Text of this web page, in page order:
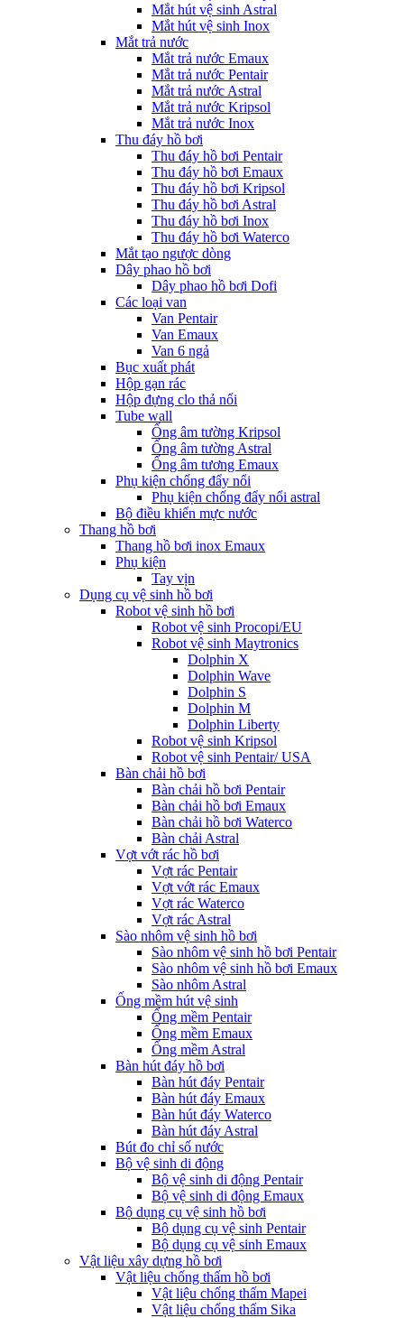
Mắt hút vệ sinh Astral
Mắt hút vệ sinh Inox
Mắt trả nước
Mắt trả nước Emaux
Mắt trả nước Pentair
Mắt trả nước Astral
Mắt trả nước Kripsol
Mắt trả nước Inox
Thu đáy hồ bơi
Thu đáy hồ bơi Pentair
Thu đáy hồ bơi Emaux
Thu đáy hồ bơi Kripsol
Thu đáy hồ bơi Astral
Thu đáy hồ bơi Inox
Thu đáy hồ bơi Waterco
Mắt tạo ngược dòng
Dây phao hồ bơi
Dây phao hồ bơi Dofi
Các loại van
Van Pentair
Van Emaux
Van 6 ngả
Bục xuất phát
Hộp gạn rác
Hộp đựng clo thả nổi
Tube wall
Ống âm tường Kripsol
Ống âm tường Astral
Ống âm tương Emaux
Phụ kiện chống đẩy nổi
Phụ kiện chống đẩy nổi astral
Bộ điều khiển mực nước
Thang hồ bơi
Thang hồ bơi inox Emaux
Phụ kiện
Tay vịn
Dụng cụ vệ sinh hồ bơi
Robot vệ sinh hồ bơi
Robot vệ sinh Procopi/EU
Robot vệ sinh Maytronics
Dolphin X
Dolphin Wave
Dolphin S
Dolphin M
Dolphin Liberty
Robot vệ sinh Kripsol
Robot vệ sinh Pentair/ USA
Bàn chải hồ bơi
Bàn chải hồ bơi Pentair
Bàn chải hồ bơi Emaux
Bàn chải hồ bơi Waterco
Bàn chải Astral
Vợt vớt rác hồ bơi
Vợt rác Pentair
Vợt vớt rác Emaux
Vợt rác Waterco
Vợt rác Astral
Sào nhôm vệ sinh hồ bơi
Sào nhôm vệ sinh hồ bơi Pentair
Sào nhôm vệ sinh hồ bơi Emaux
Sào nhôm Astral
Ống mềm hút vệ sinh
Ống mềm Pentair
Ống mềm Emaux
Ống mềm Astral
Bàn hút đáy hồ bơi
Bàn hút đáy Pentair
Bàn hút đáy Emaux
Bàn hút đáy Waterco
Bàn hút đáy Astral
Bút đo chỉ số nước
Bộ vệ sinh di động
Bộ vệ sinh di động Pentair
Bộ vệ sinh di động Emaux
Bộ dụng cụ vệ sinh hồ bơi
Bộ dụng cụ vệ sinh Pentair
Bộ dụng cụ vệ sinh Emaux
Vật liệu xây dựng hồ bơi
Vật liệu chống thấm hồ bơi
Vật liệu chống thấm Mapei
Vật liệu chống thấm Sika